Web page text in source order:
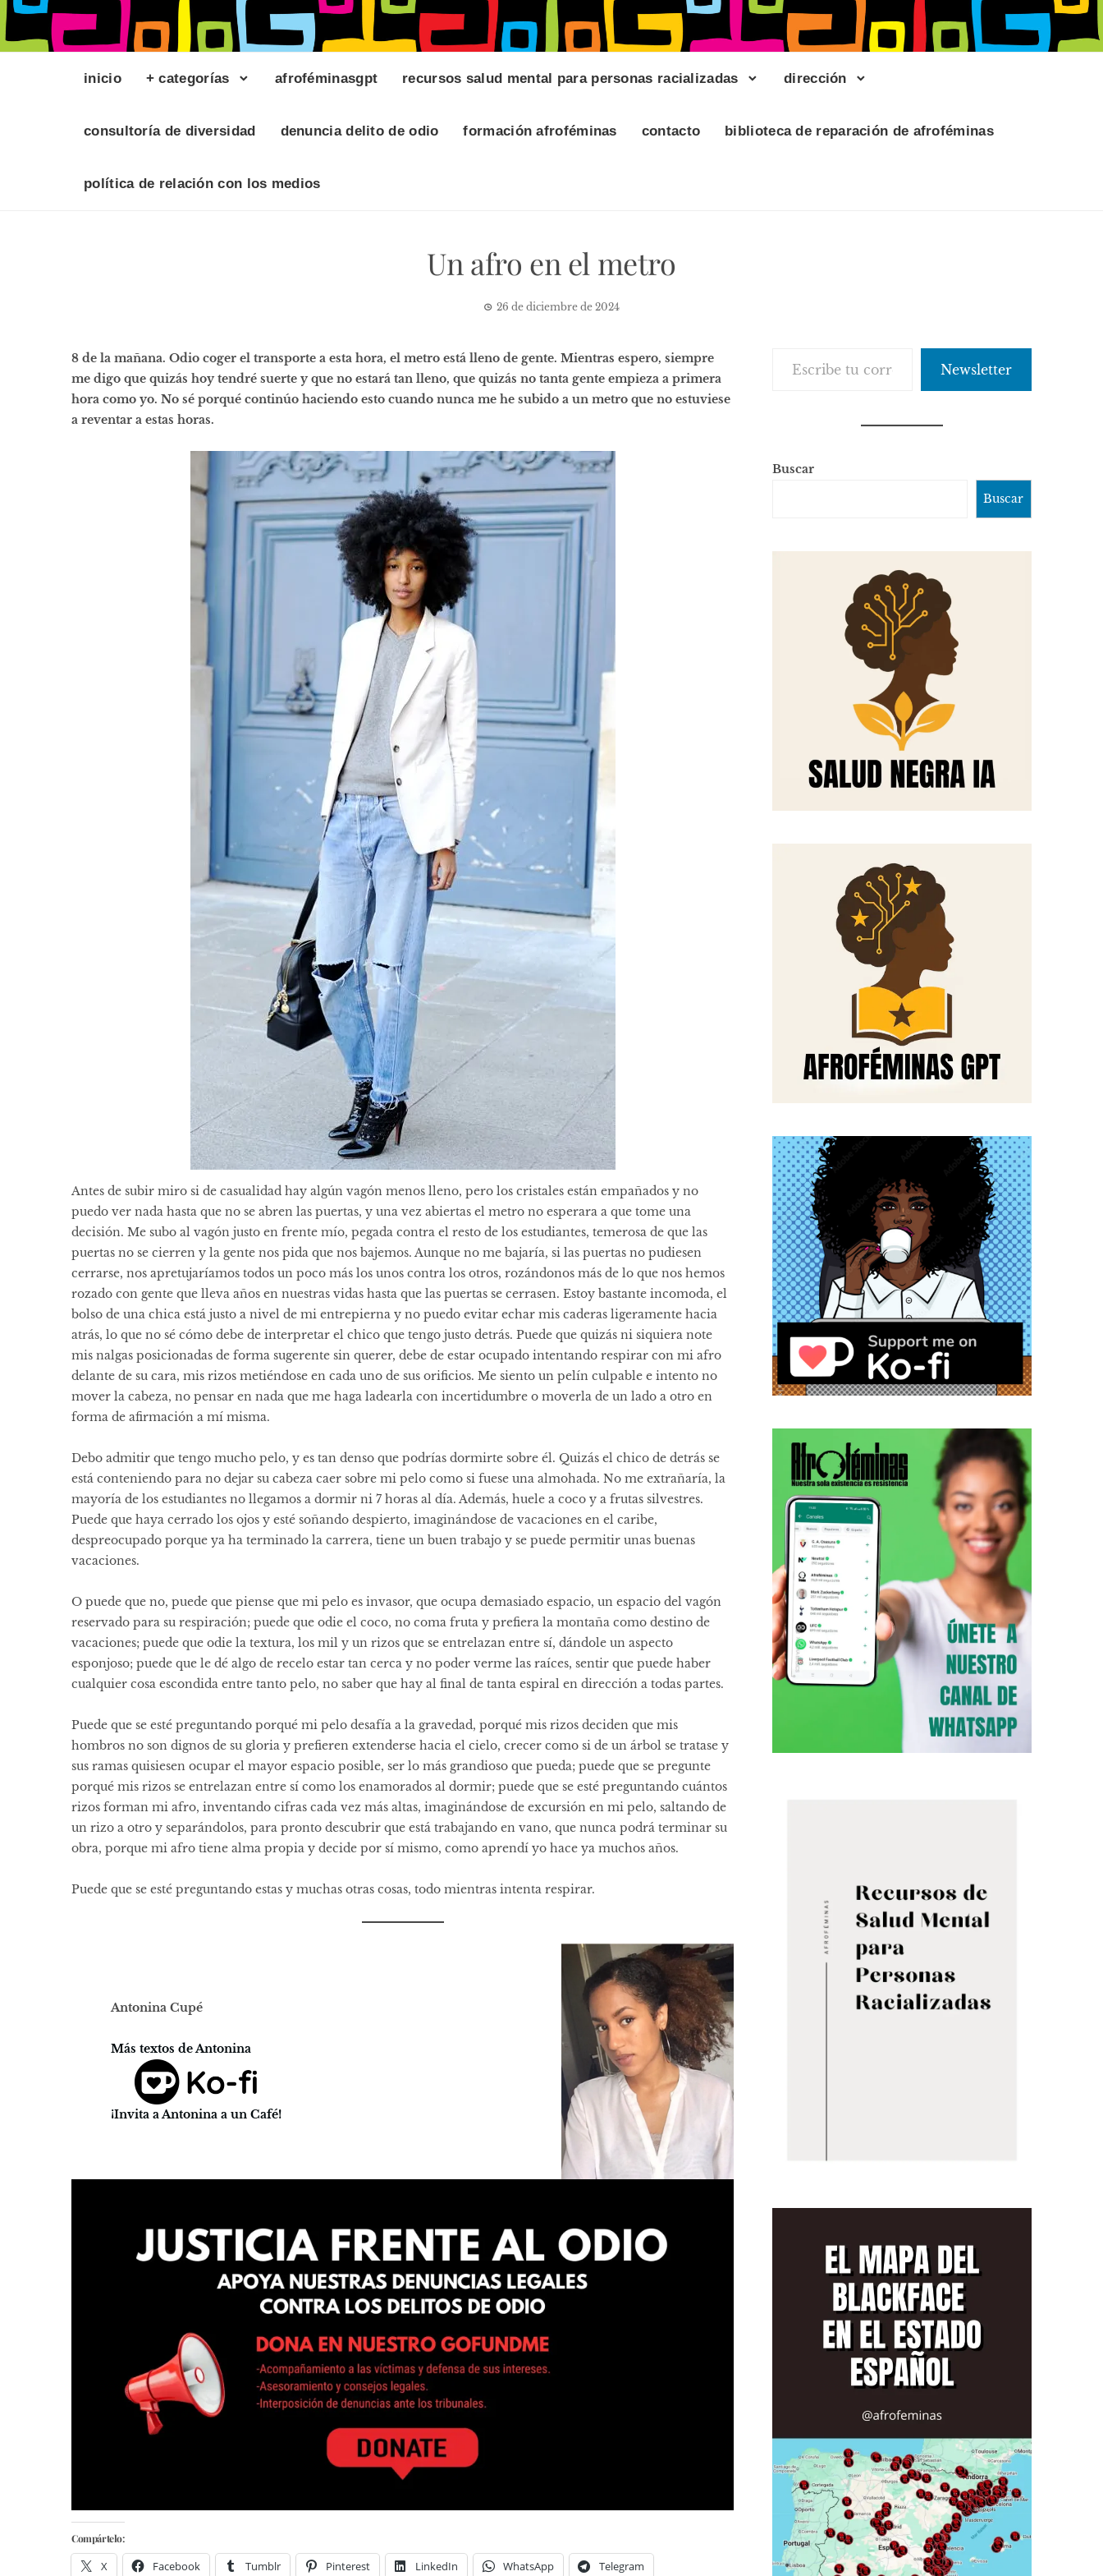
inicio + categorías afroféminasgpt recursos salud mental para personas racializadas dirección
consultoría de diversidad denuncia delito de odio formación afroféminas contacto biblioteca de reparación de afroféminas
política de relación con los medios
Un afro en el metro
26 de diciembre de 2024
8 de la mañana. Odio coger el transporte a esta hora, el metro está lleno de gente. Mientras espero, siempre
me digo que quizás hoy tendré suerte y que no estará tan lleno, que quizás no tanta gente empieza a primera
hora como yo. No sé porqué continúo haciendo esto cuando nunca me he subido a un metro que no estuviese
a reventar a estas horas.
Antes de subir miro si de casualidad hay algún vagón menos lleno, pero los cristales están empañados y no
puedo ver nada hasta que no se abren las puertas, y una vez abiertas el metro no esperara a que tome una
decisión. Me subo al vagón justo en frente mío, pegada contra el resto de los estudiantes, temerosa de que las
puertas no se cierren y la gente nos pida que nos bajemos. Aunque no me bajaría, si las puertas no pudiesen
cerrarse, nos apretujaríamos todos un poco más los unos contra los otros, rozándonos más de lo que nos hemos
rozado con gente que lleva años en nuestras vidas hasta que las puertas se cerrasen. Estoy bastante incomoda, el
bolso de una chica está justo a nivel de mi entrepierna y no puedo evitar echar mis caderas ligeramente hacia
atrás, lo que no sé cómo debe de interpretar el chico que tengo justo detrás. Puede que quizás ni siquiera note
mis nalgas posicionadas de forma sugerente sin querer, debe de estar ocupado intentando respirar con mi afro
delante de su cara, mis rizos metiéndose en cada uno de sus orificios. Me siento un pelín culpable e intento no
mover la cabeza, no pensar en nada que me haga ladearla con incertidumbre o moverla de un lado a otro en
forma de afirmación a mí misma.
Debo admitir que tengo mucho pelo, y es tan denso que podrías dormirte sobre él. Quizás el chico de detrás se
está conteniendo para no dejar su cabeza caer sobre mi pelo como si fuese una almohada. No me extrañaría, la
mayoría de los estudiantes no llegamos a dormir ni 7 horas al día. Además, huele a coco y a frutas silvestres.
Puede que haya cerrado los ojos y esté soñando despierto, imaginándose de vacaciones en el caribe,
despreocupado porque ya ha terminado la carrera, tiene un buen trabajo y se puede permitir unas buenas
vacaciones.
O puede que no, puede que piense que mi pelo es invasor, que ocupa demasiado espacio, un espacio del vagón
reservado para su respiración; puede que odie el coco, no coma fruta y prefiera la montaña como destino de
vacaciones; puede que odie la textura, los mil y un rizos que se entrelazan entre sí, dándole un aspecto
esponjoso; puede que le dé algo de recelo estar tan cerca y no poder verme las raíces, sentir que puede haber
cualquier cosa escondida entre tanto pelo, no saber que hay al final de tanta espiral en dirección a todas partes.
Puede que se esté preguntando porqué mi pelo desafía a la gravedad, porqué mis rizos deciden que mis
hombros no son dignos de su gloria y prefieren extenderse hacia el cielo, crecer como si de un árbol se tratase y
sus ramas quisiesen ocupar el mayor espacio posible, ser lo más grandioso que pueda; puede que se pregunte
porqué mis rizos se entrelazan entre sí como los enamorados al dormir; puede que se esté preguntando cuántos
rizos forman mi afro, inventando cifras cada vez más altas, imaginándose de excursión en mi pelo, saltando de
un rizo a otro y separándolos, para pronto descubrir que está trabajando en vano, que nunca podrá terminar su
obra, porque mi afro tiene alma propia y decide por sí mismo, como aprendí yo hace ya muchos años.
Puede que se esté preguntando estas y muchas otras cosas, todo mientras intenta respirar.
Antonina Cupé
Más textos de Antonina
¡Invita a Antonina a un Café!
Compártelo:
X Facebook Tumblr Pinterest LinkedIn WhatsApp Telegram
Newsletter
Buscar
Buscar